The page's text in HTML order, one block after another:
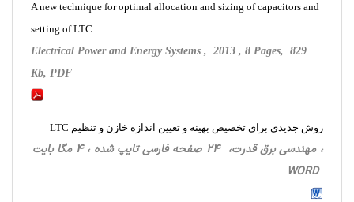
A new technique for optimal allocation and sizing of capacitors and
setting of LTC
Electrical Power and Energy Systems , 2013 , 8 Pages, 829
Kb, PDF
روش جدیدی برای تخصیص بهینه و تعیین اندازه خازن و تنظیم LTC
، مهندسی برق قدرت، 24 صفحه فارسی تایپ شده ، 4 مگا بایت
WORD